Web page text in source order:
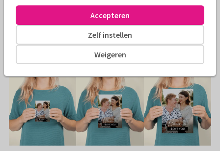
Envelop: Witte vensterenvelop
Adres: Achterop de kaart
Formaten
Weigeren
Zelf instellen
Accepteren